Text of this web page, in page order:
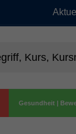
Gesundheit |